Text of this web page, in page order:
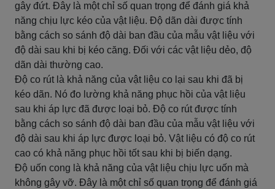
gây đứt. Đây là một chỉ số quan trọng để đánh giá khả
năng chịu lực kéo của vật liệu. Độ dãn dài được tính
bằng cách so sánh độ dài ban đầu của mẫu vật liệu với
độ dài sau khi bị kéo căng. Đối với các vật liệu dẻo, độ
dãn dài thường cao.
Độ co rút là khả năng của vật liệu co lại sau khi đã bị
kéo dãn. Nó đo lường khả năng phục hồi của vật liệu
sau khi áp lực đã được loại bỏ. Độ co rút được tính
bằng cách so sánh độ dài ban đầu của mẫu vật liệu với
độ dài sau khi áp lực được loại bỏ. Vật liệu có độ co rút
cao có khả năng phục hồi tốt sau khi bị biến dạng.
Độ uốn cong là khả năng của vật liệu chịu lực uốn mà
không gây vỡ. Đây là một chỉ số quan trọng để đánh giá